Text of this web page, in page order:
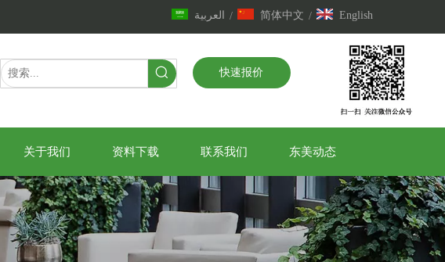
العربية / 简体中文 / English
快速报价
关于我们 资料下载 联系我们 东美动态